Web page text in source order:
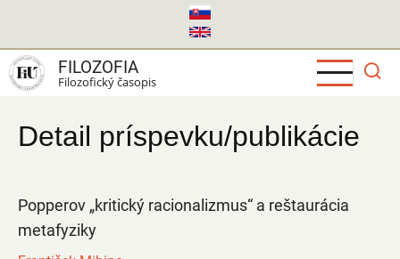
hlavný
obsah
FILOZOFIA
Filozofický časopis
Detail príspevku/publikácie
Popperov „kritický racionalizmus“ a reštaurácia
metafyziky